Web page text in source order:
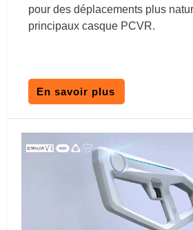
pour des déplacements plus
principaux casque PCVR.
En savoir plus